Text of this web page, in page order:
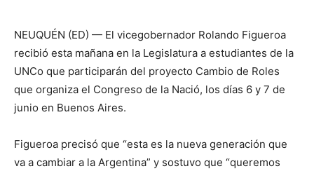
NEUQUÉN (ED) — El vicegobernador Rolando Figueroa
recibió esta mañana en la Legislatura a estudiantes de la
UNCo que participarán del proyecto Cambio de Roles
que organiza el Congreso de la Nació, los días 6 y 7 de
junio en Buenos Aires.
Figueroa precisó que “esta es la nueva generación que
va a cambiar a la Argentina” y sostuvo que “queremos